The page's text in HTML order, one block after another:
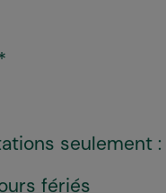
seulement
fériés